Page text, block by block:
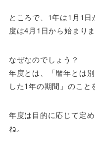
ところで、1年は1月1
度は4月1日から始まりま
なぜなのでしょう？
年度とは、「暦年とは
した1年の期間」のこと
年度は目的に応じて定
ね。